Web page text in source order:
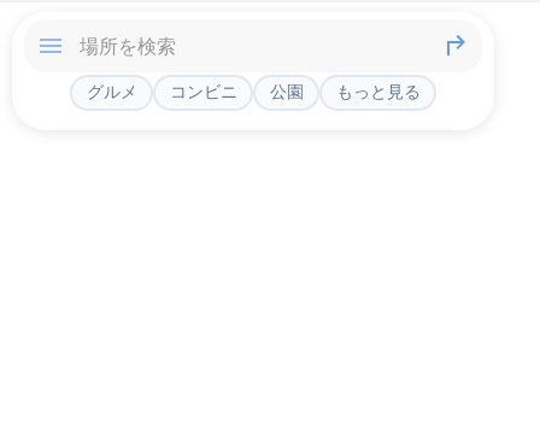
グルメ コンビニ 公園 もっと見る